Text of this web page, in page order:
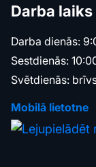
Darba laiks
Darba dienās:
Sestdienās:
Svētdienās:
Mobilā lietotne